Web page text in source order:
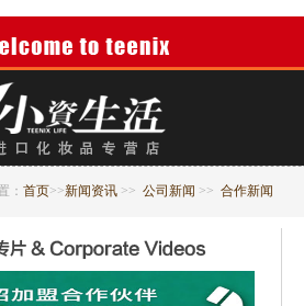
： 首页>>新闻资讯 >> 公司新闻 >> 合作新闻